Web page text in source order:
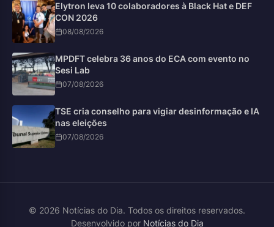
Elytron leva 10 colaboradores à Black Hat e DEF
CON 2026
08/08/2026
MPDFT celebra 36 anos do ECA com evento no
Sesi Lab
07/08/2026
TSE cria conselho para vigiar desinformação e IA
nas eleições
07/08/2026
© 2026 Notícias do Dia. Todos os direitos reservados.
Desenvolvido por Notícias do Dia